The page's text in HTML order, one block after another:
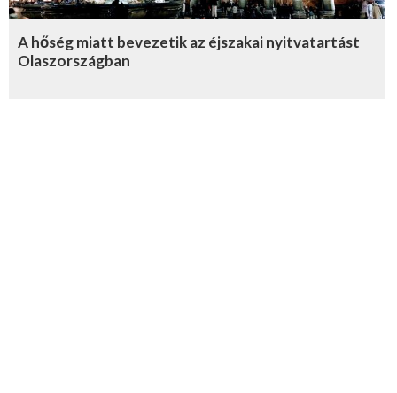
A hőség miatt bevezetik az éjszakai nyitvatartást
Olaszországban